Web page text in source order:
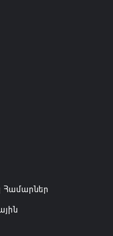
Համարներ